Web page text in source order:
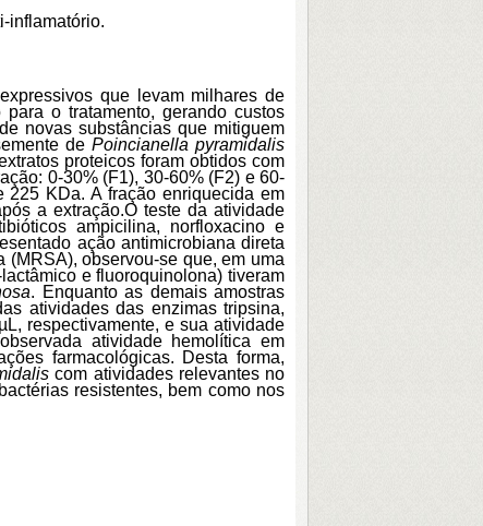
inflamatório.
que levam milhares de
o tratamento, gerando custos
novas substâncias que mitiguem
de Poincianella pyramidalis
proteicos foram obtidos com
0-30% (F1), 30-60% (F2) e 60-
KDa. A fração enriquecida em
a extração.O teste da atividade
ampicilina, norfloxacino e
ação antimicrobiana direta
(MRSA), observou-se que, em uma
e fluoroquinolona) tiveram
. Enquanto as demais amostras
atividades das enzimas tripsina,
respectivamente, e sua atividade
atividade hemolítica em
farmacológicas. Desta forma,
com atividades relevantes no
resistentes, bem como nos